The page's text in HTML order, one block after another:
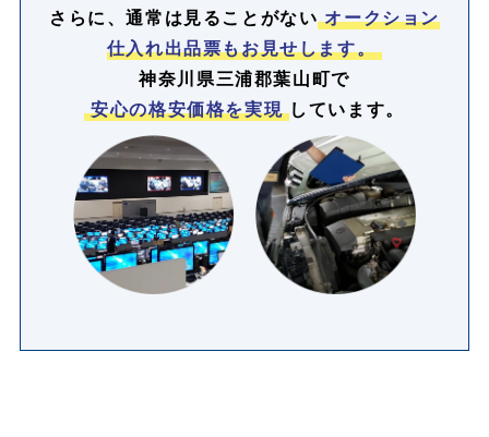
さらに、通常は見ることがない オークション
仕入れ出品票もお見せします。
神奈川県三浦郡葉山町で
安心の格安価格を実現 しています。